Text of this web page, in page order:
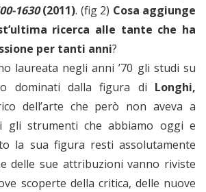
1630(2011). (fig 2) Cosa aggiunge
ricerca alle tante che ha
per tanti anni?
laureata negli anni ’70 gli studi su
dominati dalla figura di Longhi,
dell’arte che però non aveva a
gli strumenti che abbiamo oggi e
la sua figura resti assolutamente
delle sue attribuzioni vanno riviste
scoperte della critica, delle nuove